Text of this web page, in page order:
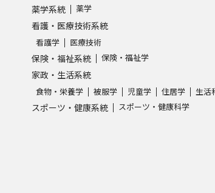
薬学系統 薬学
看護・医療技術系統
看護学 医療技術
保険・福祉系統 保険・福祉学
家政・生活系統
食物・栄養学 被服学 児童学 住居学 生活
スポーツ・健康系統 スポーツ・健康科学